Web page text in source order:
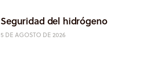
Seguridad del hidrógeno
5 DE AGOSTO DE 2026